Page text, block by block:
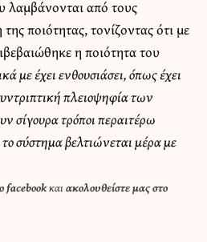
από τους
της ποιότητας, τονίζοντας ότι με
η ποιότητα του
με έχει ενθουσιάσει, όπως έχει
πλειοψηφία των
σίγουρα τρόποι περαιτέρω
σύστημα βελτιώνεται μέρα με
facebookκαιακολουθείστε μας στο